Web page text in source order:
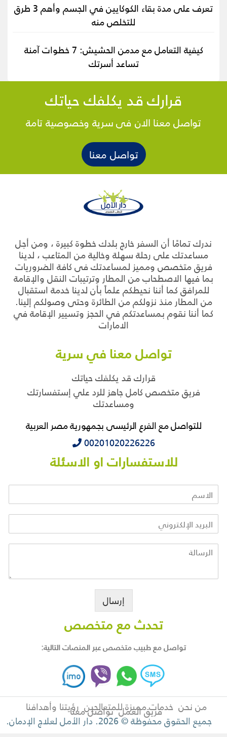
تعرف على مدة بقاء الكوكايين في الجسم وأهم 3 طرق
للتخلص منه
كيفية التعامل مع مدمن الحشيش: 7 خطوات آمنة
تساعد أسرتك
قرارك قد يكلفك حياتك
تواصل معنا الان فى سرية وخصوصية تامة
تواصل معنا
ندرك تمامًا أن السفر خارج بلدك خطوة كبيرة ، ومن أجل
مساعدتك على رحلة سهلة وخالية من المتاعب ، لدينا
فريق متخصص ومميز لمساعدتك فى كافة الضروريات
بما فيها الاصطحاب من المطار وترتيبات النقل والإقامة
للمرافق كما أننا نحيطكم علماً بأن لدينا خدمة استقبال
من المطار منذ نزولكم من الطائرة وحتى وصولكم إلينا.
كما أننا نقوم بمساعدتكم في الحجز وتسيير الإقامة في
الامارات
تواصل معنا في سرية
قرارك قد يكلفك حياتك
فريق متخصص كامل جاهز للرد علي إستفسارتك
ومساعدتك
للتواصل مع الفرع الرئيسى بجمهورية مصر العربية
‭‭‭00201020226226
للاستفسارات او الاسئلة
إرسال
تحدث مع متخصص
تواصل مع طبيب متخصص عبر المنصات التالية:
من نحن خدمات مميزة للمتعالجين رؤيتنا وأهدافنا فريق العمل تواصل معنا
جميع الحقوق محفوظة © 2026. دار الأمل لعلاج الإدمان.